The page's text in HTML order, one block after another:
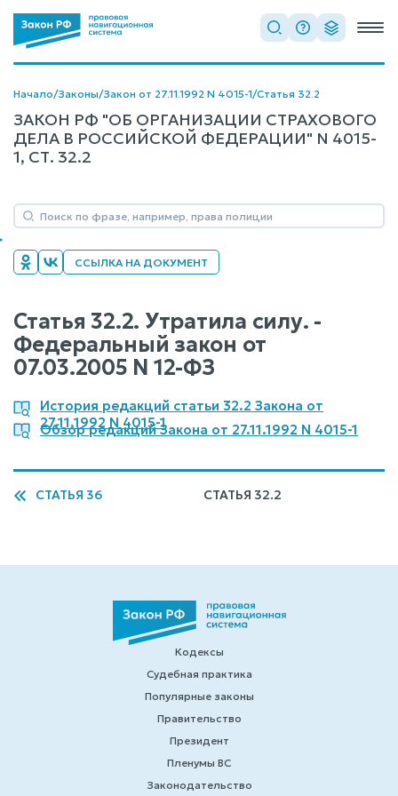
Начало/Законы/Закон от 27.11.1992 N 4015-1/Статья 32.2
ЗАКОН РФ "ОБ ОРГАНИЗАЦИИ СТРАХОВОГО
ДЕЛА В РОССИЙСКОЙ ФЕДЕРАЦИИ" N 4015-
1, СТ. 32.2
ССЫЛКА НА ДОКУМЕНТ
Статья 32.2. Утратила силу. -
Федеральный закон от
07.03.2005 N 12-ФЗ
История редакций статьи 32.2 Закона от
27.11.1992 N 4015-1
Обзор редакций Закона от 27.11.1992 N 4015-1
СТАТЬЯ 36 СТАТЬЯ 32.2
Кодексы
Судебная практика
Популярные законы
Правительство
Президент
Пленумы ВС
Законодательство